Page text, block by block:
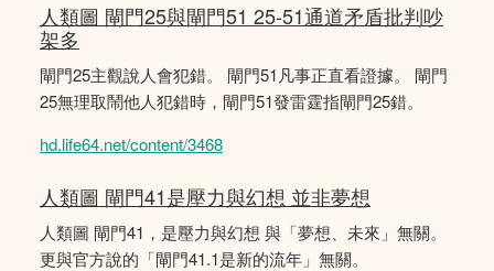
人類圖 閘門25與閘門51 25-51通道矛盾批判吵
架多
閘門25主觀說人會犯錯。 閘門51凡事正直看證據。 閘門
25無理取鬧他人犯錯時，閘門51發雷霆指閘門25錯。
hd.life64.net/content/3468
人類圖 閘門41是壓力與幻想 並非夢想
人類圖 閘門41，是壓力與幻想 與「夢想、未來」無關。
更與官方說的「閘門41.1是新的流年」無關。